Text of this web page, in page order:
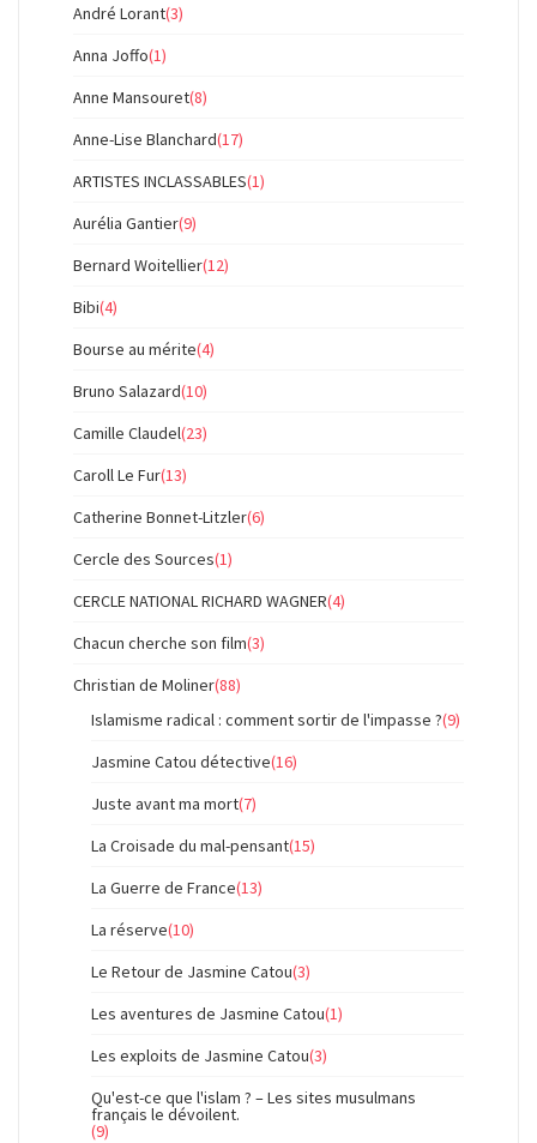
André Lorant(3)
Anna Joffo(1)
Anne Mansouret(8)
Anne-Lise Blanchard(17)
ARTISTES INCLASSABLES(1)
Aurélia Gantier(9)
Bernard Woitellier(12)
Bibi(4)
Bourse au mérite(4)
Bruno Salazard(10)
Camille Claudel(23)
Caroll Le Fur(13)
Catherine Bonnet-Litzler(6)
Cercle des Sources(1)
CERCLE NATIONAL RICHARD WAGNER(4)
Chacun cherche son film(3)
Christian de Moliner(88)
Islamisme radical : comment sortir de l'impasse ?(9)
Jasmine Catou détective(16)
Juste avant ma mort(7)
La Croisade du mal-pensant(15)
La Guerre de France(13)
La réserve(10)
Le Retour de Jasmine Catou(3)
Les aventures de Jasmine Catou(1)
Les exploits de Jasmine Catou(3)
Qu'est-ce que l'islam ? – Les sites musulmans
français le dévoilent.
(9)